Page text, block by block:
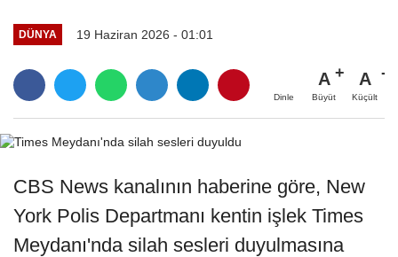
DÜNYA 19 Haziran 2026 - 01:01
Dinle
A
Büyüt
A
Küçült
CBS News kanalının haberine göre, New
York Polis Departmanı kentin işlek Times
Meydanı'nda silah sesleri duyulmasına